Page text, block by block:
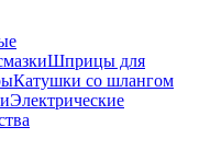
Шприцы для
Катушки со шлангом
Электрические